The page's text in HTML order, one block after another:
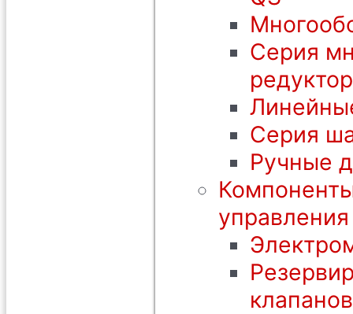
Серия
Серия
Ручные
клапанов